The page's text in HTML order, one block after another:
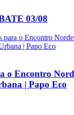
03/08
o Encontro
| Papo Eco